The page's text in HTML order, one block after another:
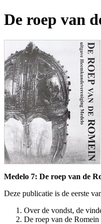
De roep van
Medelo 7: De roep van de
Deze publicatie is de eerste
Over de vondst, de
De roep van de Romein